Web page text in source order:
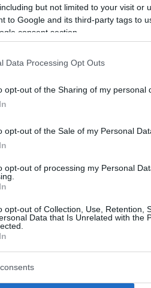
but not limited to your visit or
to Google and its third-party tags to
consent section.
Data Processing Opt Outs
opt-out of the Sharing of my personal
opt-out of the Sale of my Personal
opt-out of processing my Personal
opt-out of Collection, Use, Retention,
Data that Is Unrelated with the
das am 31.
Betrieb von
Pässe von MÁV oder
Linien MÁV,
sogenannte Hybridmodell
dessen Vertrag am 31.
Sie innerhalb Budapests
Ministeriums für Bau und
sowie Stadt- und